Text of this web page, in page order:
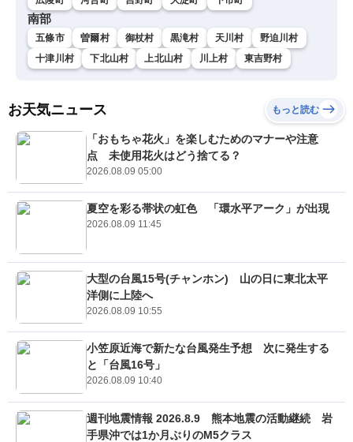
南部
五條市 曽爾村 御杖村 黒滝村 天川村
野迫川村
十津川村
下北山村 上北山村 川上村 東吉野村
お天気ニュース もっと読む
「おもちゃ花火」を楽しむためのマナーや注意
点 未使用花火はどう捨てる？
2026.08.09 05:00
夏空を彩る帯状の虹色 「環水平アーク」が出現
2026.08.09 11:45
大型の台風15号(チャンホン) 山の日に東北太平
洋側に上陸へ
2026.08.09 10:55
小笠原近海で新たな台風発生予想 次に発生する
と「台風16号」
2026.08.09 10:40
週刊地震情報 2026.8.9 熊本地震の活動継続 岩
手県沖では1か月ぶりのM5クラス